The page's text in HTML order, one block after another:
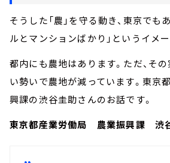
そうした「農」を守る動き、東京でも
ルとマンションばかり」というイメ
都内にも農地はあります。ただ、そ
い勢いで農地が減っています。東京
興課の渋谷圭助さんのお話です。
東京都産業労働局 農業振興課 渋